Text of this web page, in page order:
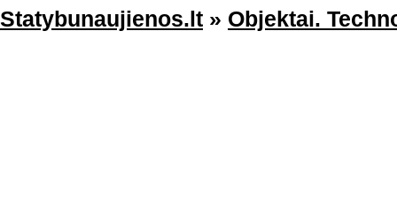
Statybunaujienos.lt » Objektai.